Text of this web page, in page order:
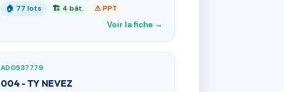
🏠 77 lots 🏗 4 bât. ⚠ PPT
Voir la fiche →
AD0537779
004 - TY NEVEZ